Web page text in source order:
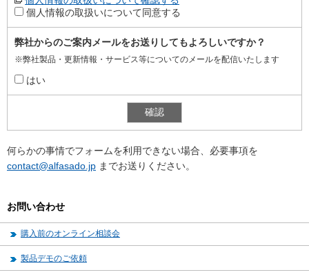
個人情報の取扱いについて同意する
弊社からのご案内メールをお送りしてもよろしいですか？
※弊社製品・更新情報・サービス等についてのメールを配信いたします
はい
何らかの事情でフォームを利用できない場合、必要事項を
contact@alfasado.jp までお送りください。
お問い合わせ
購入前のオンライン相談会
製品デモのご依頼